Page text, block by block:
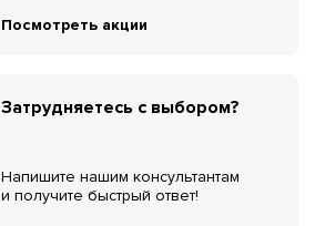
Посмотреть акции
Затрудняетесь с выбором?
Напишите нашим консультантам
и получите быстрый ответ!